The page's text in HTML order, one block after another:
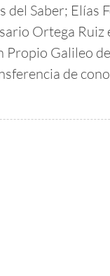
del Saber;
Ortega Ruiz
Propio Galileo
de